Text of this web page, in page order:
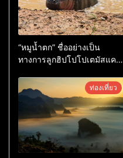
“หมูน้ำตก” ชื่ออย่างเป็น
ทางการลูกฮิปโปโปเตมัสแคระ
หลังผู้ร่วมกิจกรรมร่วมโหวต
ชนะกว่า 10,000 คะแนน
ท่องเที่ยว